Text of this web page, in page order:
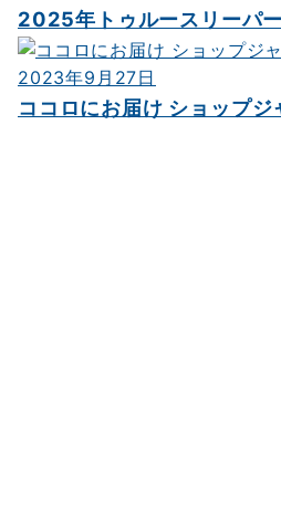
2025年トゥルースリーパ
2023年9月27日
ココロにお届け ショップ